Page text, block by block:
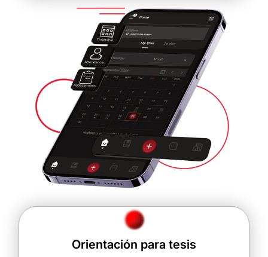
Orientación para tesis